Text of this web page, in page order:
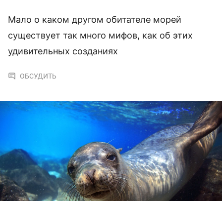
Мало о каком другом обитателе морей
существует так много мифов, как об этих
удивительных созданиях
ОБСУДИТЬ